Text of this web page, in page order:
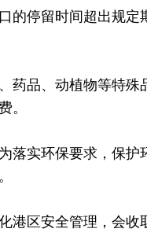
的停留时间超出规
药品、动植物等特
。
落实环保要求，保
港区安全管理，会收